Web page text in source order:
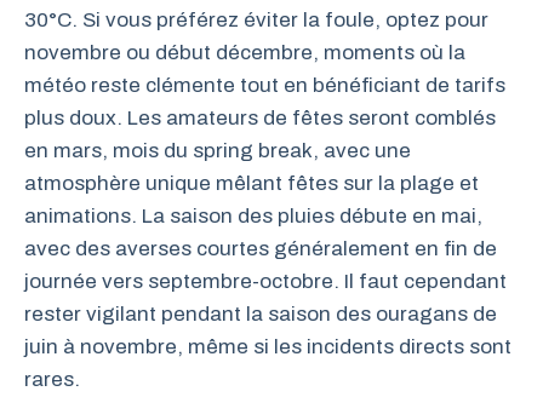
30°C. Si vous préférez éviter la foule, optez pour
novembre ou début décembre, moments où la
météo reste clémente tout en bénéficiant de tarifs
plus doux. Les amateurs de fêtes seront comblés
en mars, mois du spring break, avec une
atmosphère unique mêlant fêtes sur la plage et
animations. La saison des pluies débute en mai,
avec des averses courtes généralement en fin de
journée vers septembre-octobre. Il faut cependant
rester vigilant pendant la saison des ouragans de
juin à novembre, même si les incidents directs sont
rares.